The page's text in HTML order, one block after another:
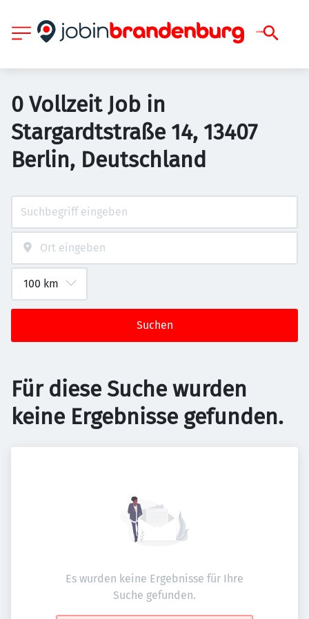
0 Vollzeit Job in
Stargardtstraße 14, 13407
Berlin, Deutschland
Suchen
Für diese Suche wurden
keine Ergebnisse gefunden.
Es wurden keine Ergebnisse für Ihre
Suche gefunden.